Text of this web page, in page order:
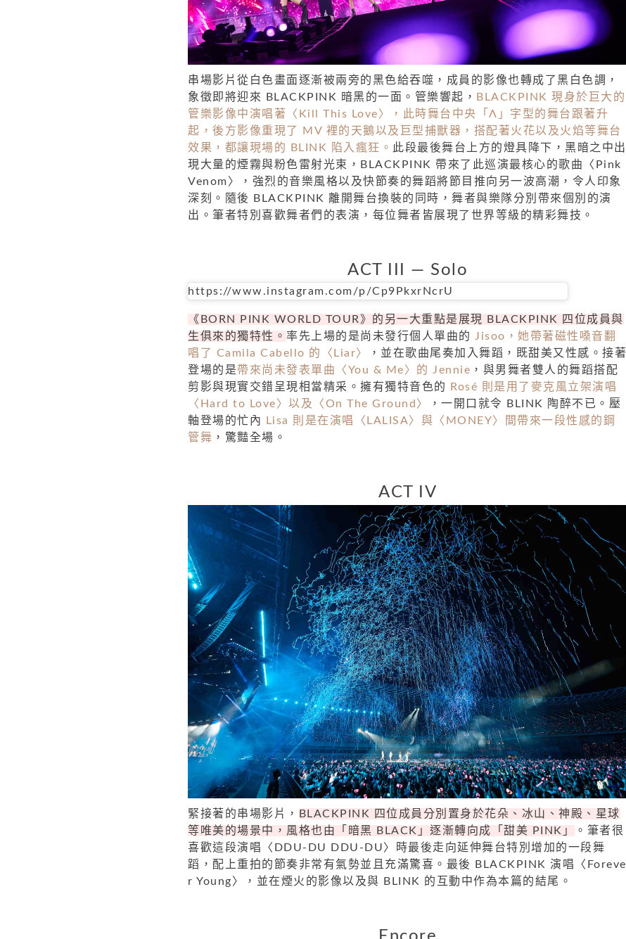
串場影片從白色畫面逐漸被兩旁的黑色給吞噬，成員的影像也轉成了黑白色調，
象徵即將迎來 BLACKPINK 暗黑的一面。管樂響起，
BLACKPINK 現身於巨大的
管樂影像中演唱著〈Kill This Love〉，此時舞台中央「Λ」字型的舞台跟著升
起，後方影像重現了 MV 裡的天鵝以及巨型捕獸器，搭配著火花以及火焰等舞台
效果，都讓現場的 BLINK 陷入瘋狂。 此段最後舞台上方的燈具降下，黑暗之中出
現大量的煙霧與粉色雷射光束，BLACKPINK 帶來了此巡演最核心的歌曲〈Pink
Venom〉，強烈的音樂風格以及快節奏的舞蹈將節目推向另一波高潮，令人印象
深刻。隨後 BLACKPINK 離開舞台換裝的同時，舞者與樂隊分別帶來個別的演
出。筆者特別喜歡舞者們的表演，每位舞者皆展現了世界等級的精彩舞技。
ACT III — Solo
https://www.instagram.com/p/Cp9PkxrNcrU
《BORN PINK WORLD TOUR》的另一大重點是展現 BLACKPINK 四位成員與
生俱來的獨特性。 率先上場的是尚未發行個人單曲的
Jisoo，她帶著磁性嗓音翻
唱了 Camila Cabello 的〈Liar〉
，並在歌曲尾奏加入舞蹈，既甜美又性感。接著
登場的是帶來尚未發表單曲〈You & Me〉的 Jennie ，與男舞者雙人的舞蹈搭配
剪影與現實交錯呈現相當精采。擁有獨特音色的
Rosé 則是用了麥克風立架演唱
〈Hard to Love〉以及〈On The Ground〉
，一開口就令 BLINK 陶醉不已。壓
軸登場的忙內
Lisa 則是在演唱〈LALISA〉與〈MONEY〉間帶來一段性感的鋼
管舞 ，驚豔全場。
ACT IV
緊接著的串場影片，
BLACKPINK 四位成員分別置身於花朵、冰山、神殿、星球
等唯美的場景中，風格也由「暗黑 BLACK」逐漸轉向成「甜美 PINK」
。筆者很
喜歡這段演唱〈DDU-DU DDU-DU〉時最後走向延伸舞台特別增加的一段舞
蹈，配上重拍的節奏非常有氣勢並且充滿驚喜。最後 BLACKPINK 演唱〈Foreve
r Young〉，並在煙火的影像以及與 BLINK 的互動中作為本篇的結尾。